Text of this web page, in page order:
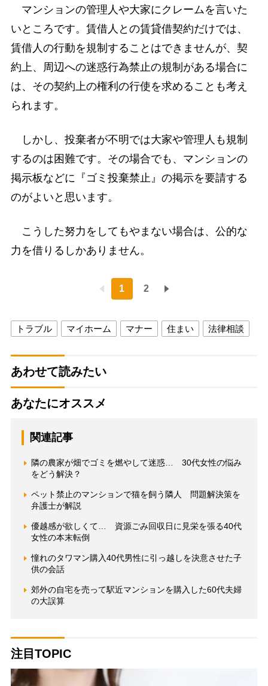
マンションの管理人や大家にクレームを言いた
いところです。賃借人との賃貸借契約だけでは、
賃借人の行動を規制することはできませんが、契
約上、周辺への迷惑行為禁止の規制がある場合に
は、その契約上の権利の行使を求めることも考え
られます。
しかし、投棄者が不明では大家や管理人も規制
するのは困難です。その場合でも、マンションの
掲示板などに『ゴミ投棄禁止』の掲示を要請する
のがよいと思います。
こうした努力をしてもやまない場合は、公的な
力を借りるしかありません。
1 2
トラブル マイホーム マナー 住まい 法律相談
あわせて読みたい
あなたにオススメ
関連記事
隣の農家が畑でゴミを燃やして迷惑… 30代女性の悩み
をどう解決？
ペット禁止のマンションで猫を飼う隣人 問題解決策を
弁護士が解説
優越感が欲しくて… 資源ごみ回収日に見栄を張る40代
女性の本末転倒
憧れのタワマン購入40代男性に引っ越しを決意させた子
供の会話
郊外の自宅を売って駅近マンションを購入した60代夫婦
の大誤算
注目TOPIC